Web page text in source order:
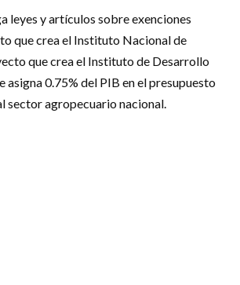
leyes y artículos sobre exenciones
que crea el Instituto Nacional de
que crea el Instituto de Desarrollo
asigna 0.75% del PIB en el presupuesto
sector agropecuario nacional.